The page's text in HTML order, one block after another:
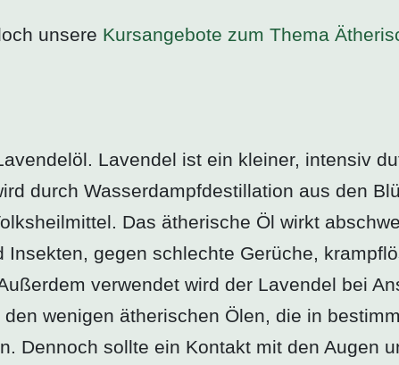
unsere Kursangebote zum Thema
Lavendel ist ein kleiner, intensiv
durch Wasserdampfdestillation aus den
Das ätherische Öl wirkt
gegen schlechte Gerüche,
verwendet wird der Lavendel bei
wenigen ätherischen Ölen, die in
Dennoch sollte ein Kontakt mit den Augen